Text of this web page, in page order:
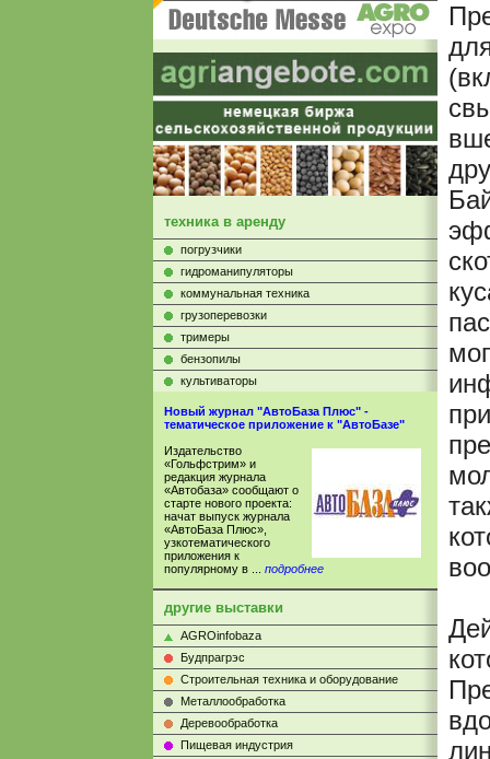
техника в аренду
погрузчики
гидроманипуляторы
коммунальная техника
грузоперевозки
тримеры
бензопилы
культиваторы
Новый журнал "АвтоБаза Плюс" -
тематическое приложение к "АвтоБазе"
Издательство
«Гольфстрим» и
редакция журнала
«Автобаза» сообщают о
старте нового проекта:
начат выпуск журнала
«АвтоБаза Плюс»,
узкотематического
приложения к
популярному в ... подробнее
другие выставки
AGROinfobaza
Будпрагрэс
Строительная техника и оборудование
Металлообработка
Деревообработка
Пищевая индустрия